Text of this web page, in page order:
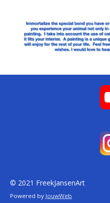
© 2021 FreekJansenArt
Powered by JouwWeb